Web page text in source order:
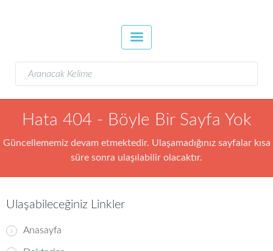
Hata 404 - Böyle Bir Sayfa Yok
Güncellememiz devam etmektedir. Ulaşamadığınız sayfalar kısa
süre sonra ulaşılabilir olacaktır.
Ulaşabileceğiniz Linkler
Anasayfa